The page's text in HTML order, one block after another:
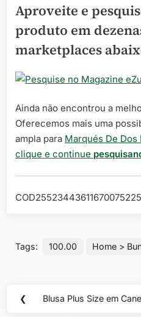
Aproveite e
produto em
marketplaces
Ainda não encontrou a
Oferecemos mais uma
ampla para Marqués De Dos
clique e continue
Tags: 100.00 Home >
Navegação
❮
Previous
Blusa Plus Size em